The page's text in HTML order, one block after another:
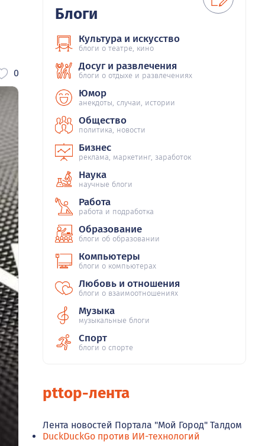
0
Блоги
Культура и искусство
блоги о театре, кино
Досуг и развлечения
блоги о отдыхе и развлечениях
Юмор
анекдоты, случаи, истории
Общество
политика, новости
Бизнес
реклама, маркетинг, заработок
Наука
научные блоги
Работа
работа и подработка
Образование
блоги об образовании
Компьютеры
блоги о компьютерах
Любовь и отношения
блоги о взаимоотношениях
Музыка
музыкальные блоги
Спорт
блоги о спорте
pttop-лента
Лента новостей Портала "Мой Город" Талдом
DuckDuckGo против ИИ-технологий